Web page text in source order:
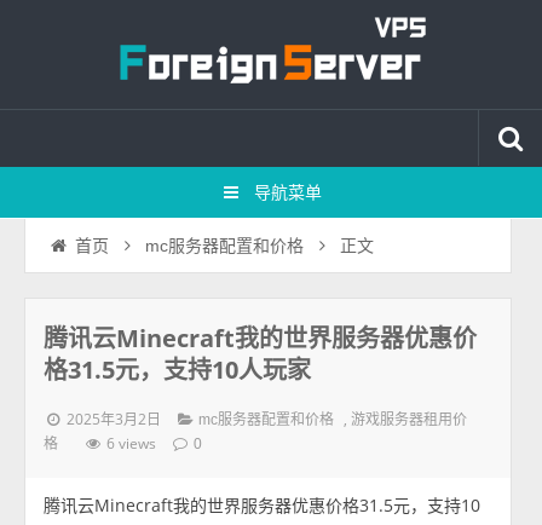
导航菜单
首页 mc服务器配置和价格 正文
腾讯云Minecraft我的世界服务器优惠价
格31.5元，支持10人玩家
2025年3月2日 mc服务器配置和价格 , 游戏服务器租用价
格
6 views 0
腾讯云Minecraft我的世界服务器优惠价格31.5元，支持10